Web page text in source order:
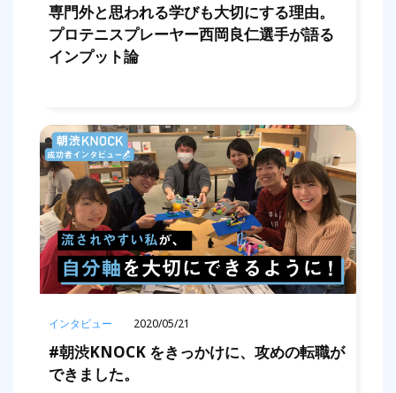
専門外と思われる学びも大切にする理由。
プロテニスプレーヤー西岡良仁選手が語る
インプット論
インタビュー 2020/05/21
#朝渋KNOCK をきっかけに、攻めの転職が
できました。